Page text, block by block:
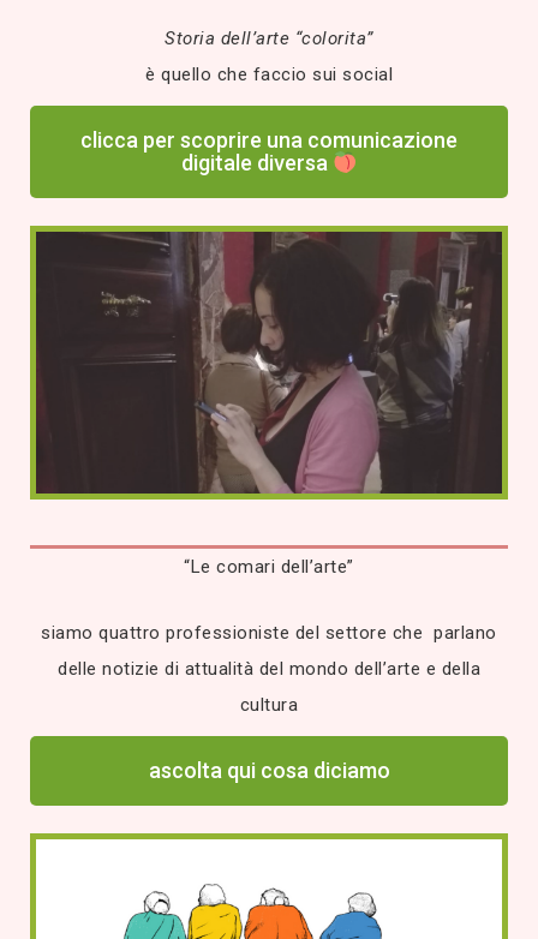
Storia dell’arte “colorita”
è quello che faccio sui social
clicca per scoprire una comunicazione
digitale diversa
“Le comari dell’arte”
siamo quattro professioniste del settore che parlano
delle notizie di attualità del mondo dell’arte e della
cultura
ascolta qui cosa diciamo